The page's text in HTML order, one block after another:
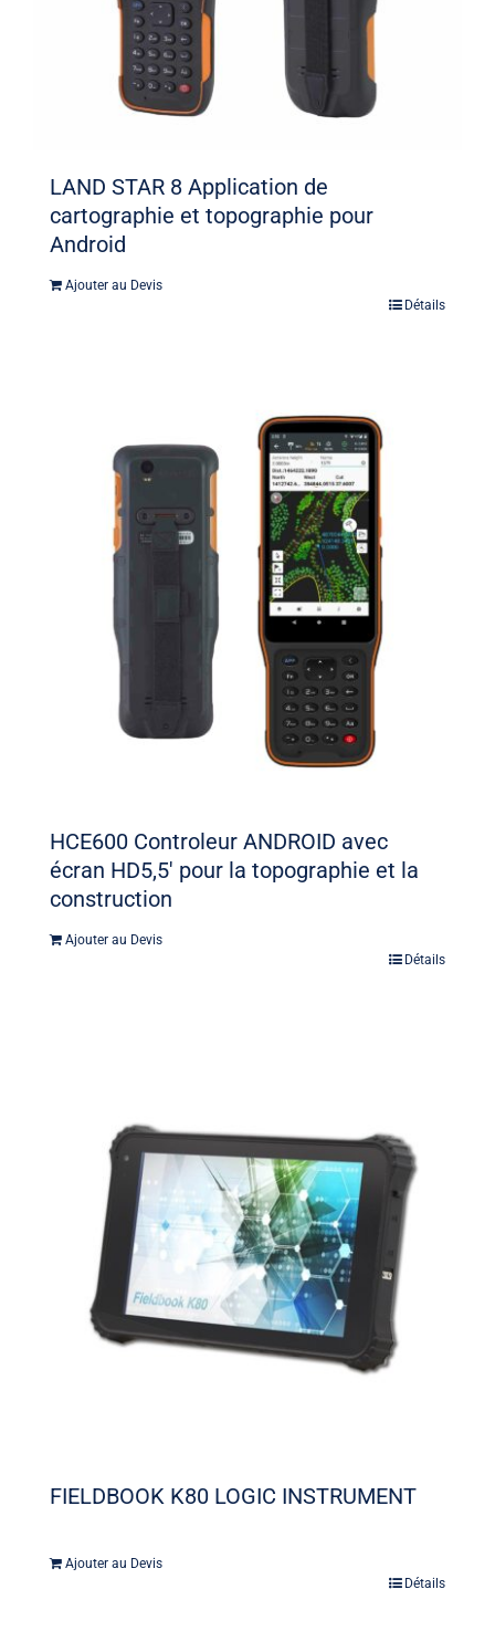
LAND STAR 8 Application de
cartographie et topographie pour
Android
Ajouter au Devis
Détails
HCE600 Controleur ANDROID avec
écran HD5,5′ pour la topographie et la
construction
Ajouter au Devis
Détails
FIELDBOOK K80 LOGIC INSTRUMENT
Ajouter au Devis
Détails